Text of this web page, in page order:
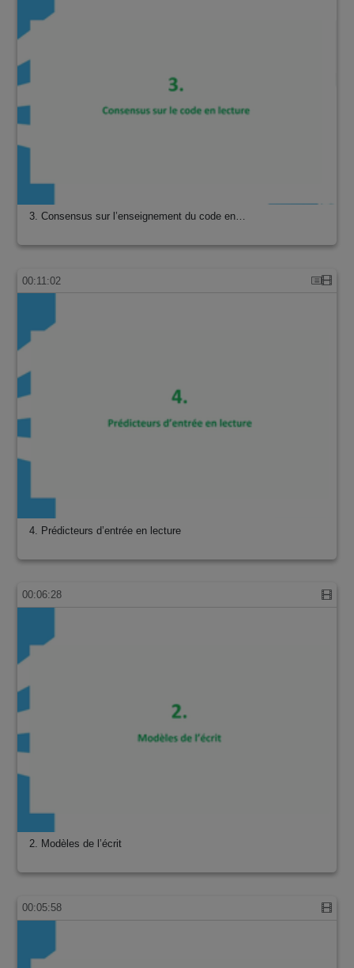
3. Consensus sur l’enseignement du code en…
00:11:02
4. Prédicteurs d’entrée en lecture
00:06:28
2. Modèles de l’écrit
00:05:58